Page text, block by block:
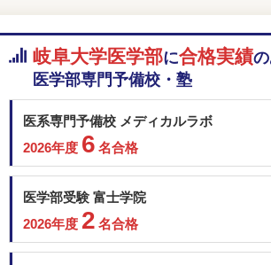
岐阜大学医学部に合格実績
医学部専門予備校・塾
医系専門予備校 メディカルラボ
2026年度 6 名合格
医学部受験 富士学院
2026年度 2 名合格